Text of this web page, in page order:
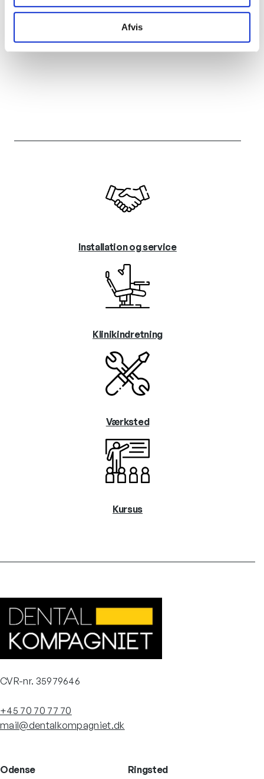
Afvis
Installation og service
Klinikindretning
Værksted
Kursus
CVR-nr. 35979646
+45 70 70 77 70
mail@dentalkompagniet.dk
Odense Ringsted